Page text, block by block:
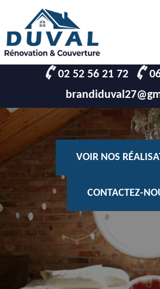
02 52 56 21 72
VOIR NOS
CONTACTEZ-